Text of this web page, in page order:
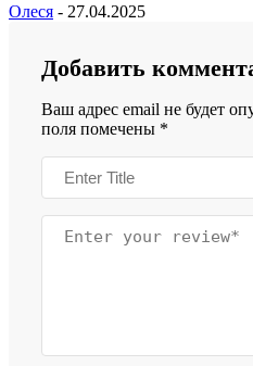
Олеся - 27.04.2025
Добавить
Ваш адрес email не будет
поля помечены *